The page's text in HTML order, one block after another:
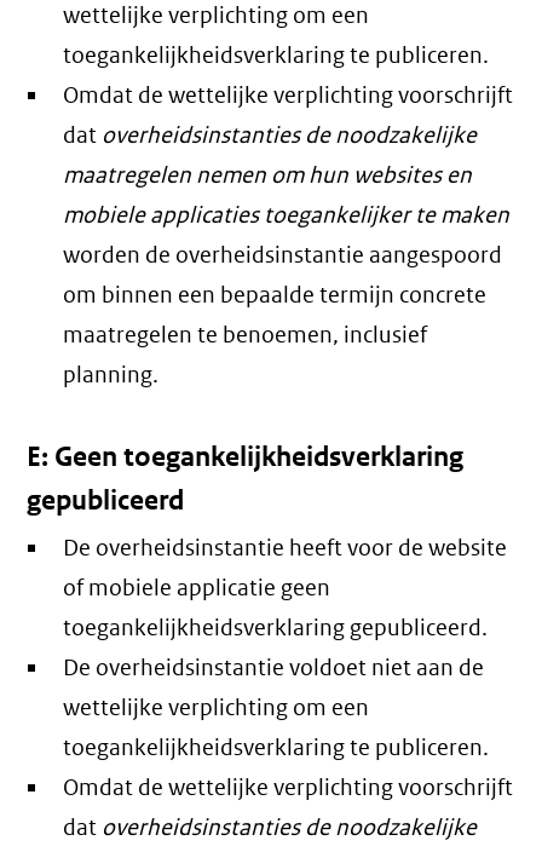
wettelijke verplichting om een
toegankelijkheidsverklaring te publiceren.
Omdat de wettelijke verplichting voorschrijft
dat overheidsinstanties de noodzakelijke
maatregelen nemen om hun websites en
mobiele applicaties toegankelijker te maken
worden de overheidsinstantie aangespoord
om binnen een bepaalde termijn concrete
maatregelen te benoemen, inclusief
planning.
E: Geen toegankelijkheidsverklaring
gepubliceerd
De overheidsinstantie heeft voor de website
of mobiele applicatie geen
toegankelijkheidsverklaring gepubliceerd.
De overheidsinstantie voldoet niet aan de
wettelijke verplichting om een
toegankelijkheidsverklaring te publiceren.
Omdat de wettelijke verplichting voorschrijft
dat overheidsinstanties de noodzakelijke